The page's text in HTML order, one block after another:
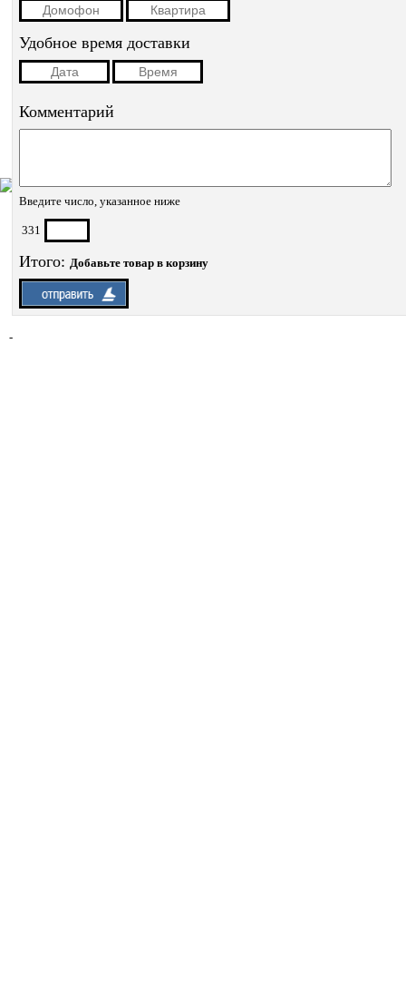
Удобное время доставки
Комментарий
Введите число, указанное ниже
331
Итого: Добавьте товар в корзину
-